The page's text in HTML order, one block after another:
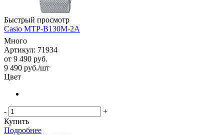
Быстрый просмотр
Casio MTP-B130M-2A
Много
Артикул: 71934
от 9 490 руб.
9 490 руб./шт
Цвет
-
+
Купить
Подробнее